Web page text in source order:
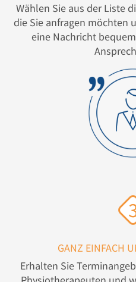
Wählen Sie aus der Liste
die Sie anfragen möchten
eine Nachricht
GANZ EINFACH
Erhalten Sie